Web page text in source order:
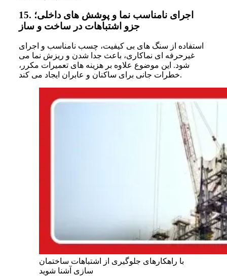
15. اجرای نامناسب نما و پوشش های داخلی؛
جزو اشتباهات در ساخت و ساز
استفاده از سنگ های بی کیفیت، چسب نامناسب و اجرای
غیرحرفه ای نماکاری، باعث جدا شدن و ریزش نما می
شود. این موضوع علاوه بر هزینه های تعمیرات مکرر،
خطرات جانی برای ساکنان و عابران ایجاد می کند.
با راهکارهای جلوگیری از اشتباهات ساختمان
سازی آشنا شوید